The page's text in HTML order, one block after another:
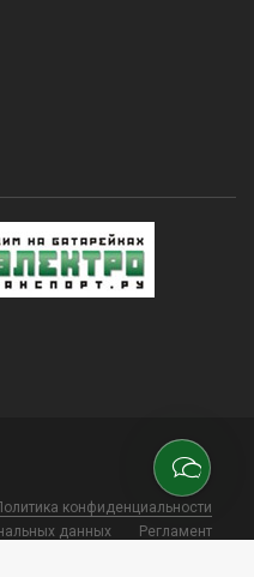
конфиденциальности
данных
Регламент